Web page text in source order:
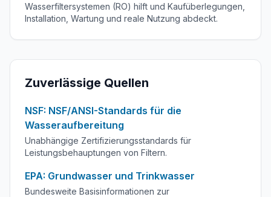
Wasserfiltersystemen (RO) hilft und Kaufüberlegungen,
Installation, Wartung und reale Nutzung abdeckt.
Zuverlässige Quellen
NSF: NSF/ANSI-Standards für die
Wasseraufbereitung
Unabhängige Zertifizierungsstandards für
Leistungsbehauptungen von Filtern.
EPA: Grundwasser und Trinkwasser
Bundesweite Basisinformationen zur